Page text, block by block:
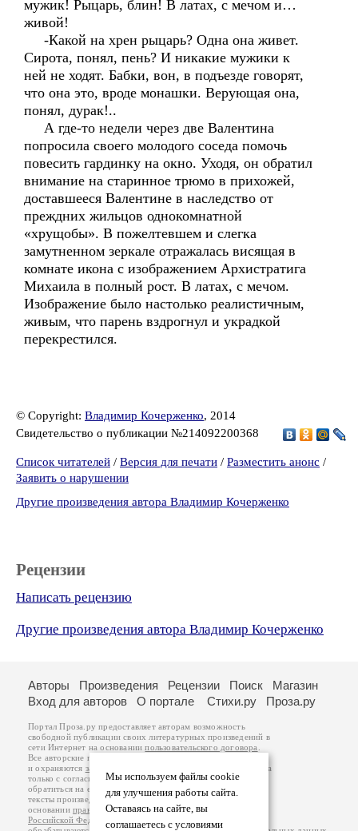
мужик! Рыцарь, блин! В латах, с мечом и…
живой!
-Какой на хрен рыцарь? Одна она живет.
Сирота, понял, пень? И никакие мужики к
ней не ходят. Бабки, вон, в подъезде говорят,
что она это, вроде монашки. Верующая она,
понял, дурак!..
А где-то недели через две Валентина
попросила своего молодого соседа помочь
повесить гардинку на окно. Уходя, он обратил
внимание на старинное трюмо в прихожей,
доставшееся Валентине в наследство от
преждних жильцов однокомнатной
«хрущобы». В пожелтевшем и слегка
замутненном зеркале отражалась висящая в
комнате икона с изображением Архистратига
Михаила в полный рост. В латах, с мечом.
Изображение было настолько реалистичным,
живым, что парень вздрогнул и украдкой
перекрестился.
© Copyright: Владимир Кочерженко, 2014
Свидетельство о публикации №214092200368
Список читателей / Версия для печати / Разместить анонс /
Заявить о нарушении
Другие произведения автора Владимир Кочерженко
Рецензии
Написать рецензию
Другие произведения автора Владимир Кочерженко
Мы используем файлы cookie
для улучшения работы сайта.
Оставаясь на сайте, вы
соглашаетесь с условиями
Авторы Произведения Рецензии Поиск
Магазин
Вход для авторов
О портале Стихи.ру Проза.ру
Портал Проза.ру предоставляет авторам возможность
свободной публикации своих литературных произведений в
сети Интернет на основаниипользовательского договора
Все авторские права на произведения принадлежат авторам
и охраняются законом
. Перепечатка произведений возможна
только с согласия его автора, к которому вы можете
обратиться на его авторской странице. Ответственность за
тексты произведений авторы несут самостоятельно на
основанииправил публикацииизаконодательства
Российской Федерации